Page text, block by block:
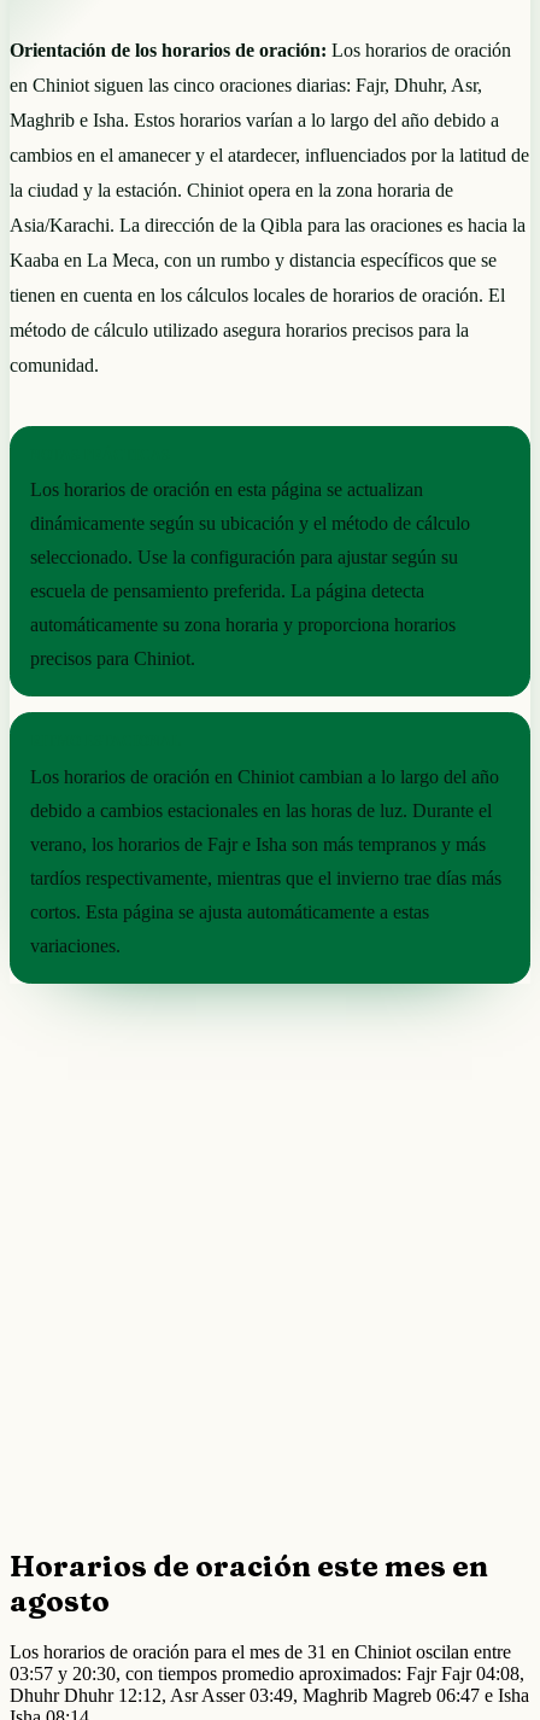
Orientación de los horarios de oración: Los horarios de oración
en Chiniot siguen las cinco oraciones diarias: Fajr, Dhuhr, Asr,
Maghrib e Isha. Estos horarios varían a lo largo del año debido a
cambios en el amanecer y el atardecer, influenciados por la latitud de
la ciudad y la estación. Chiniot opera en la zona horaria de
Asia/Karachi. La dirección de la Qibla para las oraciones es hacia la
Kaaba en La Meca, con un rumbo y distancia específicos que se
tienen en cuenta en los cálculos locales de horarios de oración. El
método de cálculo utilizado asegura horarios precisos para la
comunidad.
Los horarios de oración en esta página se actualizan
dinámicamente según su ubicación y el método de cálculo
seleccionado. Use la configuración para ajustar según su
escuela de pensamiento preferida. La página detecta
automáticamente su zona horaria y proporciona horarios
precisos para Chiniot.
Los horarios de oración en Chiniot cambian a lo largo del año
debido a cambios estacionales en las horas de luz. Durante el
verano, los horarios de Fajr e Isha son más tempranos y más
tardíos respectivamente, mientras que el invierno trae días más
cortos. Esta página se ajusta automáticamente a estas
variaciones.
Horarios de oración este mes en
agosto
Los horarios de oración para el mes de 31 en Chiniot oscilan entre
03:57 y 20:30, con tiempos promedio aproximados: Fajr Fajr 04:08,
Dhuhr Dhuhr 12:12, Asr Asser 03:49, Maghrib Magreb 06:47 e Isha